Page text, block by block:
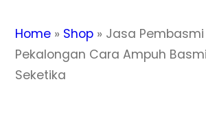
Home » Shop » Jasa Pembasmi
Pekalongan Cara Ampuh
Seketika